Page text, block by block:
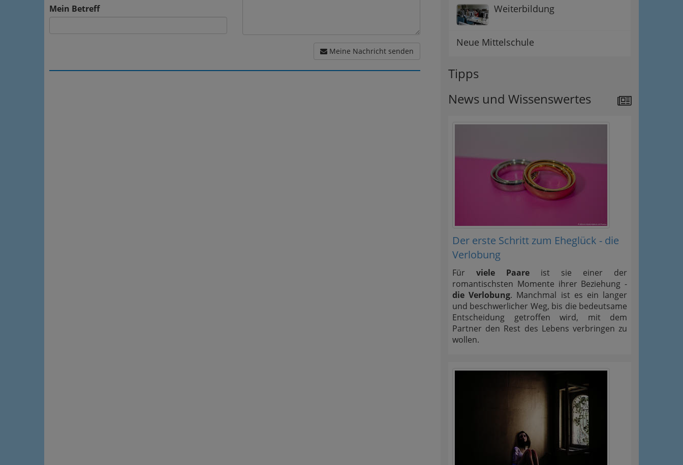
Mein Betreff
Meine Nachricht senden
Weiterbildung
Neue Mittelschule
Tipps
News und Wissenswertes
Der erste Schritt zum Eheglück - die
Verlobung
Für viele Paare ist sie einer der
romantischsten Momente ihrer Beziehung -
die Verlobung. Manchmal ist es ein langer
und beschwerlicher Weg, bis die bedeutsame
Entscheidung getroffen wird, mit dem
Partner den Rest des Lebens verbringen zu
wollen.